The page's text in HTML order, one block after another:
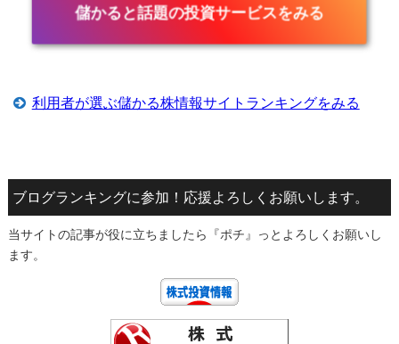
儲かると話題の投資サービスをみる
利用者が選ぶ儲かる株情報サイトランキングをみる
ブログランキングに参加！応援よろしくお願いします。
当サイトの記事が役に立ちましたら『ポチ』っとよろしくお願いし
ます。